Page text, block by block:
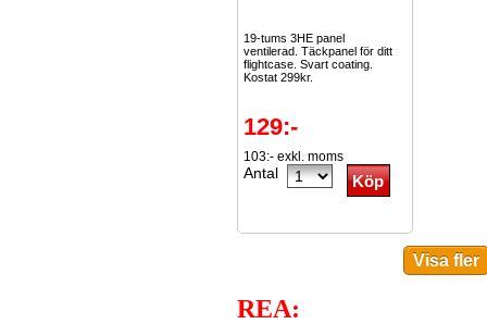
19-tums 3HE panel
ventilerad. Täckpanel för ditt
flightcase. Svart coating.
Kostat 299kr.
129:-
103:- exkl. moms
Antal
REA: